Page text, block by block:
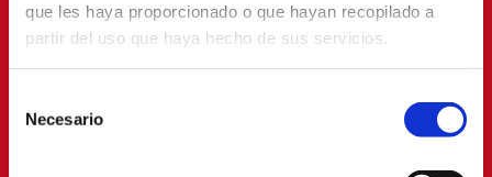
que les haya proporcionado o que hayan recopilado a
partir del uso que haya hecho de sus servicios.
Necesario